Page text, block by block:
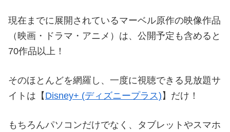
現在までに展開されているマーベル原作の映像作品
（映画・ドラマ・アニメ）は、公開予定も含めると
70作品以上！
そのほとんどを網羅し、一度に視聴できる見放題サ
イトは【 Disney+ (ディズニープラス) 】だけ！
もちろんパソコンだけでなく、タブレットやスマホ